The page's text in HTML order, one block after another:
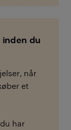
inden du
når
et
har